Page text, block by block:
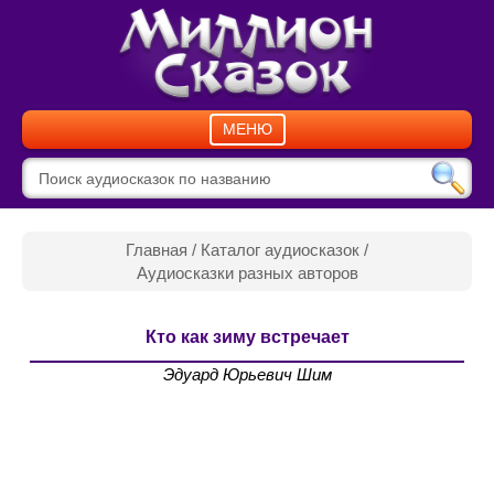
МЕНЮ
Главная / Каталог аудиосказок /
Аудиосказки разных авторов
Кто как зиму встречает
Эдуард Юрьевич Шим